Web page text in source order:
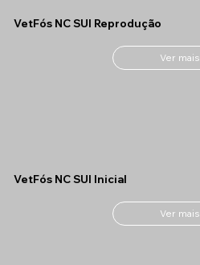
VetFós NC SUI Reprodução
Ver mais
VetFós NC SUI Inicial
Ver mais